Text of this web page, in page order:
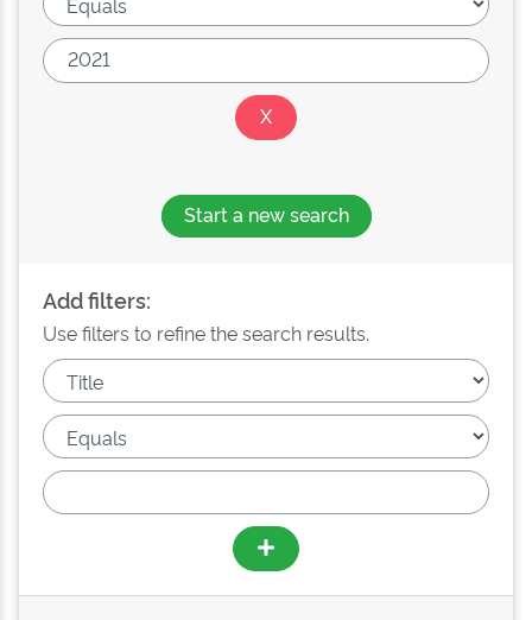
Start a new search
Add filters:
Use filters to refine the search results.